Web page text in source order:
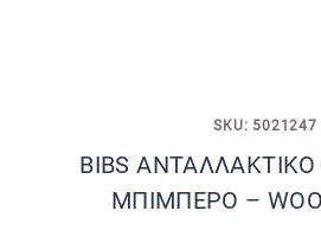
SKU: 5021247
BIBS ΑΝΤΑΛΛΑΚΤΙΚΟ
ΜΠΙΜΠΕΡΟ –